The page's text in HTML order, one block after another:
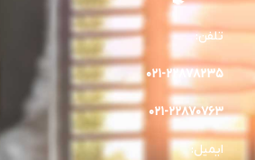
تلفن:
۰۲۱-۲۲۸۷۸۲٣۵
۰۲۱-۲۲۸۷۰۷۶۳
ایمیل: